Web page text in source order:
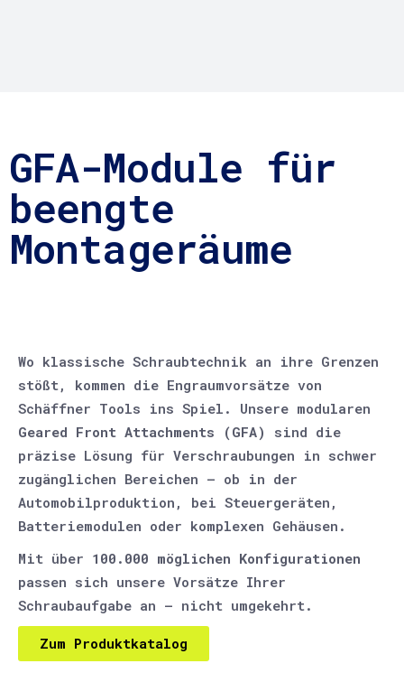
GFA-Module für
beengte
Montageräume
Wo klassische Schraubtechnik an ihre Grenzen
stößt, kommen die Engraumvorsätze von
Schäffner Tools ins Spiel. Unsere modularen
Geared Front Attachments (GFA)
sind die
präzise Lösung für Verschraubungen in schwer
zugänglichen Bereichen – ob in der
Automobilproduktion, bei Steuergeräten,
Batteriemodulen oder komplexen Gehäusen.
Mit über 100.000 möglichen Konfigurationen
passen sich unsere Vorsätze Ihrer
Schraubaufgabe an – nicht umgekehrt.
Zum Produktkatalog